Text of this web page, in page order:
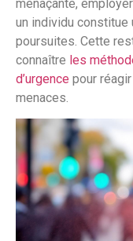
menaçante,
un individu
poursuites. Cette
connaître les
d’urgence pour
menaces.